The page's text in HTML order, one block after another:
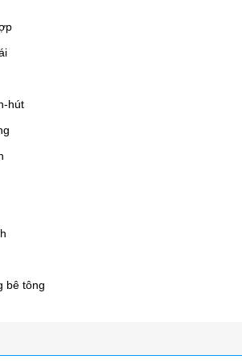
hút
bê tông